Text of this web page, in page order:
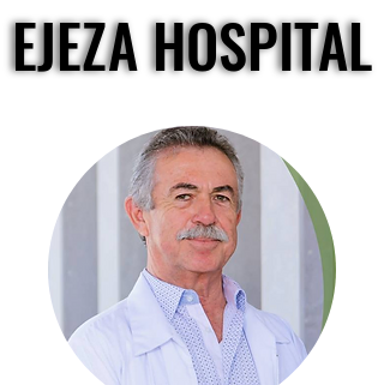
EJEZA HOSPITAL
EJEZA HOSPITAL